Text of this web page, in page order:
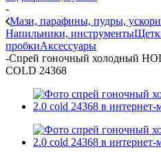
-
Мази, парафины, пудры,
Напильники, инструменты
пробкиАксессуары
-Спрей гоночный холодный
COLD 24368